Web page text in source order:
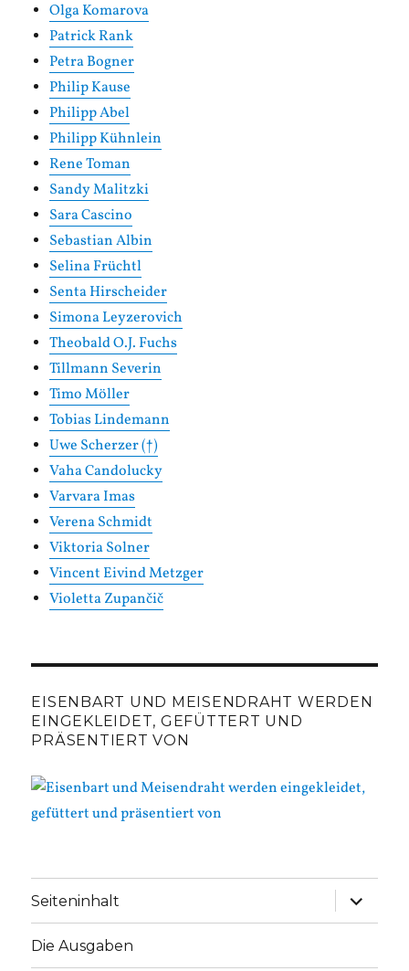
Olga Komarova
Patrick Rank
Petra Bogner
Philip Kause
Philipp Abel
Philipp Kühnlein
Rene Toman
Sandy Malitzki
Sara Cascino
Sebastian Albin
Selina Früchtl
Senta Hirscheider
Simona Leyzerovich
Theobald O.J. Fuchs
Tillmann Severin
Timo Möller
Tobias Lindemann
Uwe Scherzer (†)
Vaha Candolucky
Varvara Imas
Verena Schmidt
Viktoria Solner
Vincent Eivind Metzger
Violetta Zupančič
EISENBART UND MEISENDRAHT WERDEN
EINGEKLEIDET, GEFÜTTERT UND
PRÄSENTIERT VON
Seiteninhalt
Die Ausgaben